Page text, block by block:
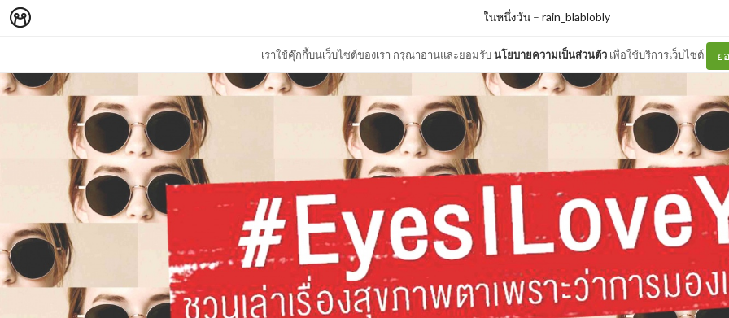
เราใช้คุ๊กกี้บนเว็บไซต์ของเรา กรุณาอ่านและยอมรับนโยบายความเป็นส่วนตัว เพื่อใช้บริการเว็บไซต์ ย
ในหนึ่งวัน– rain_blablobly